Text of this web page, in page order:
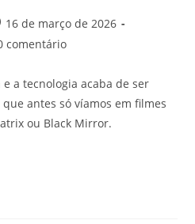
16 de março de 2026
comentário
a tecnologia acaba de ser
antes só víamos em filmes
ou Black Mirror.